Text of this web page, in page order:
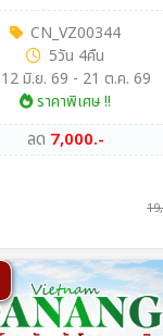
CN_VZ00344
5วัน 4คืน
12 มิ.ย. 69 - 21 ต.ค. 69
ราคาพิเศษ !!
ลด 7,000.-